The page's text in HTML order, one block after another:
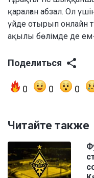
қаралған абзал. Ол
үйде отырып онлайн
ақылы бөлімде де
Поделиться
0 0 0
Читайте также